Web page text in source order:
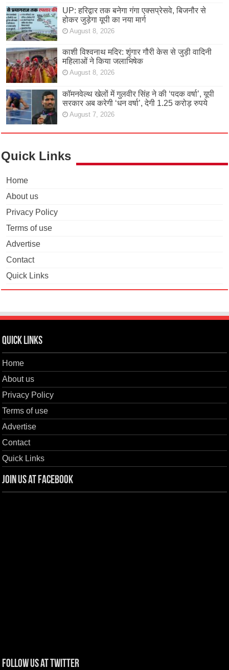
UP: हरिद्वार तक बनेगा गंगा एक्सप्रेसवे, बिजनौर से
होकर जुड़ेगा यूपी का नया मार्ग
August 8, 2026
काशी विश्वनाथ मदिर: शृंगार गौरी केस से जुड़ी वादिनी
महिलाओं ने किया जलाभिषेक
August 8, 2026
कॉमनवेल्थ खेलों में गुलवीर सिंह ने की ‘पदक वर्षा’, यूपी
सरकार अब करेगी ‘धन वर्षा’, देगी 1.25 करोड़ रुपये
August 7, 2026
Quick Links
Home
About us
Privacy Policy
Terms of use
Advertise
Contact
Quick Links
Quick Links
Home
About us
Privacy Policy
Terms of use
Advertise
Contact
Quick Links
Join us at Facebook
Follow us at Twitter